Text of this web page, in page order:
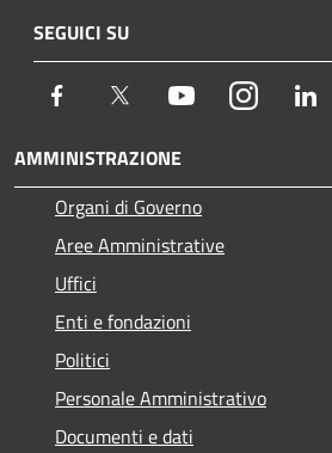
SEGUICI SU
Facebook Twitter YoutubeInstagram
AMMINISTRAZIONE
Organi di Governo
Aree Amministrative
Uffici
Enti e fondazioni
Politici
Personale Amministrativo
Documenti e dati